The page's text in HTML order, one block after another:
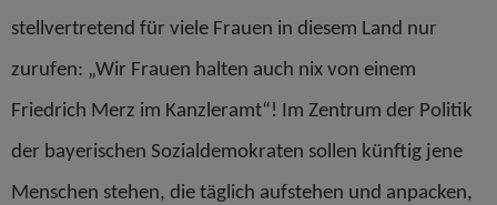
stellvertretend für viele Frauen in diesem Land nur
zurufen: „Wir Frauen halten auch nix von einem
Friedrich Merz im Kanzleramt“!
Im Zentrum der Politik
der bayerischen Sozialdemokraten sollen künftig jene
Menschen stehen, die täglich aufstehen und anpacken,